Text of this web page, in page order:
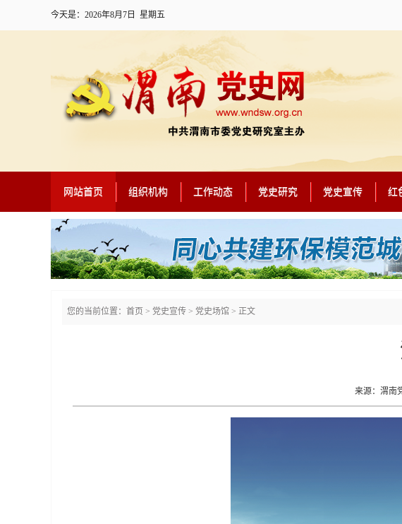
今天是： 2026年8月7日 星期五
网站首页 组织机构 工作动态 党史研究 党史宣传 红
您的当前位置： 首页 > 党史宣传 > 党史场馆 > 正文
来源：渭南